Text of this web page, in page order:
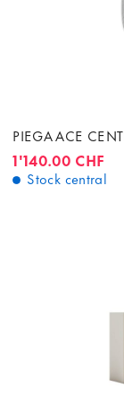
PIEGA ACE
1'140.00 CHF
Stock central